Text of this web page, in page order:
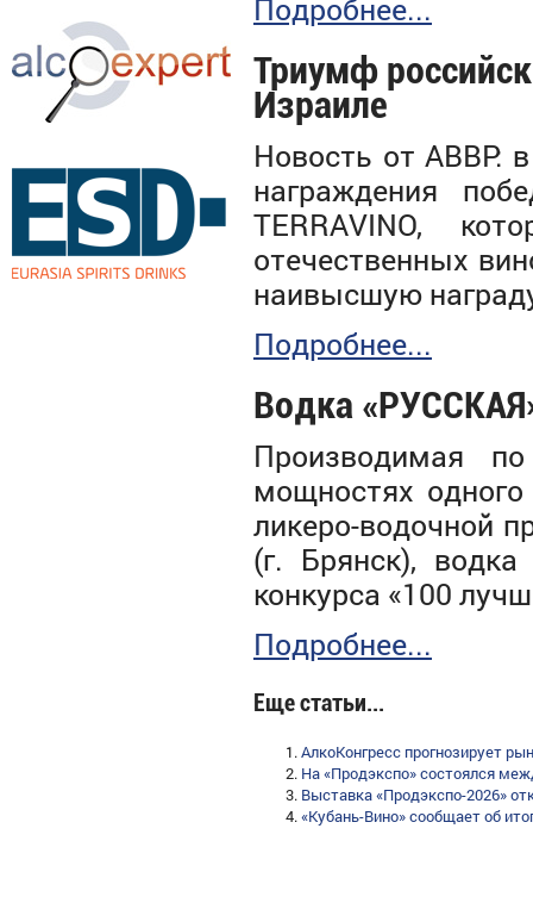
Подробнее...
Триумф
Израиле
Новость от АВВР:
награждения
TERRAVINO,
отечественных
наивысшую
Подробнее...
Водка
Производимая
мощностях
ликеро-водочной
(г. Брянск), водка
конкурса «100
Подробнее...
Еще статьи...
АлкоКонгресс прогнозирует
На «Продэкспо» состоялся
Выставка «Продэкспо-2026»
«Кубань-Вино» сообщает об